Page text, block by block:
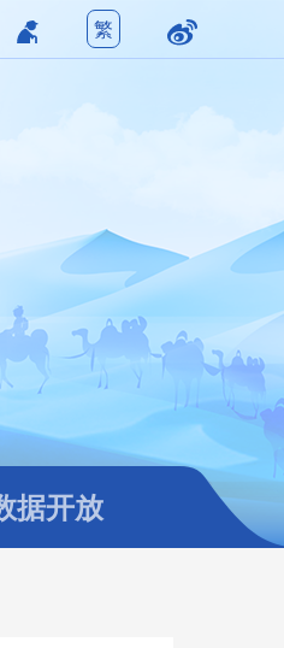
繁
据开放
数据开放